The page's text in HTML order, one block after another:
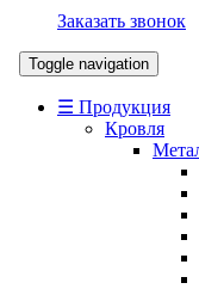
Заказать звонок
Toggle navigation
☰ Продукция
Кровля